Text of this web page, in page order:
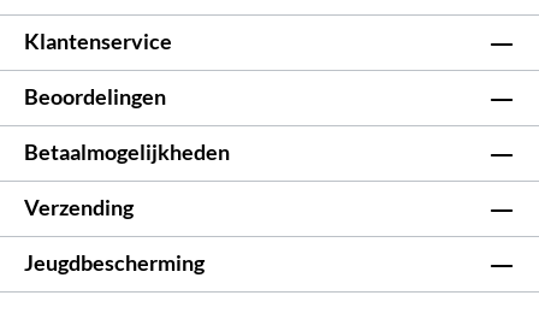
Klantenservice
Beoordelingen
Betaalmogelijkheden
Verzending
Jeugdbescherming